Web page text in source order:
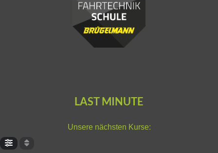
LAST MINUTE
Unsere nächsten Kurse: